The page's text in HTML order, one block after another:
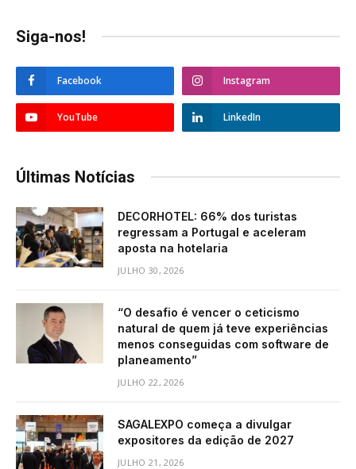
Siga-nos!
Facebook Instagram
YouTube LinkedIn
Últimas Notícias
DECORHOTEL: 66% dos turistas
regressam a Portugal e aceleram
aposta na hotelaria
JULHO 30, 2026
“O desafio é vencer o ceticismo
natural de quem já teve experiências
menos conseguidas com software de
planeamento”
JULHO 22, 2026
SAGALEXPO começa a divulgar
expositores da edição de 2027
JULHO 21, 2026